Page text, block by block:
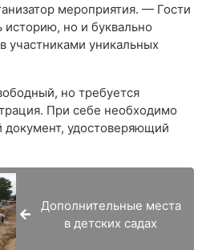
мероприятия. — Гости
историю, но и буквально
участниками уникальных
но требуется
При себе необходимо
документ, удостоверяющий
Дополнительные места
в детских садах